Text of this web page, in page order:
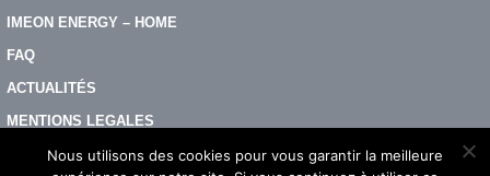
IMEON ENERGY – HOME
FAQ
ACTUALITÉS
MENTIONS LEGALES
CONTACTEZ-NOUS
Nous utilisons des cookies pour vous garantir la meilleure